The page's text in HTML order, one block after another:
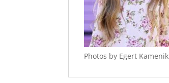
Photos by Egert Kamenik